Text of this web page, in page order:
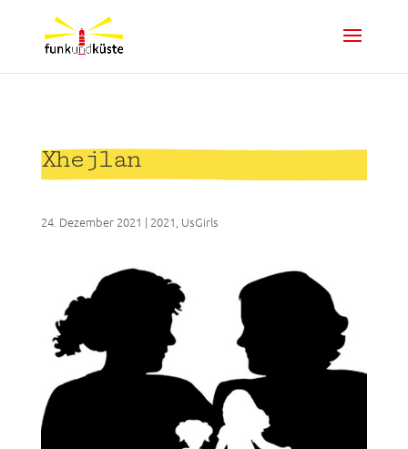
Xhejlan
24. Dezember 2021 | 2021, UsGirls